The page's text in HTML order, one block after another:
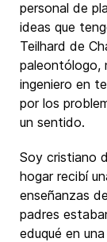
personal de
ideas que
Teilhard de
paleontólogo,
ingeniero en
por los
un sentido.
Soy cristiano
hogar recibí
enseñanzas
padres
eduqué en